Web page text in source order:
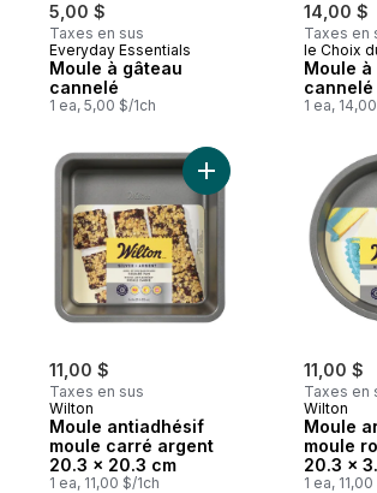
5,00 $
Taxes en sus
Everyday Essentials
Moule à gâteau
cannelé
1 ea, 5,00 $/1ch
14,00 $
Taxes en
le Choix
Moule à
1 ea,
11,00 $
Taxes en sus
Wilton
Moule antiadhésif
moule carré argent
20.3 x 20.3 cm
1 ea, 11,00 $/1ch
Ajouter Moule
11,00 $
Taxes en
Wilton
Moule
moule
20.3 x
1 ea,